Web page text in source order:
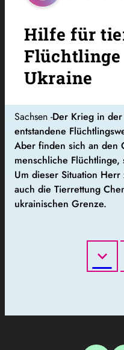
Hilfe für
Flüchtlinge
Ukraine
Sachsen -Der Krieg in
entstandene
Aber finden sich an den
menschliche
Um dieser Situation
auch die Tierrettung
ukrainischen Grenze.